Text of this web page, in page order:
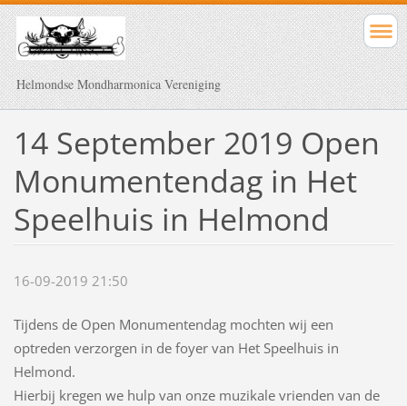
Helmondse Mondharmonica Vereniging
14 September 2019 Open
Monumentendag in Het
Speelhuis in Helmond
16-09-2019 21:50
Tijdens de Open Monumentendag mochten wij een
optreden verzorgen in de foyer van Het Speelhuis in
Helmond.
Hierbij kregen we hulp van onze muzikale vrienden van de